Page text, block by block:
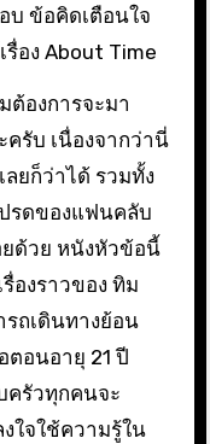
บ ข้อคิดเตือนใจ
อง About Time
ต้องการจะมา
ครับ เนื่องจากว่านี่
ลยก็ว่าได้ รวมทั้ง
รดของแฟนคลับ
ด้วย หนังหัวข้อนี้
องราวของ ทิม
ถเดินทางย้อน
ตอนอายุ 21 ปี
ครัวทุกคนจะ
ใจใช้ความรู้ใน